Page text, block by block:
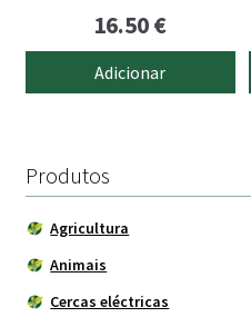
16.50€
Adicionar
Produtos
Agricultura
Animais
Cercas eléctricas